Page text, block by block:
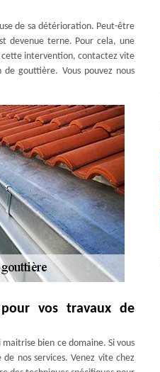
de sa détérioration. Peut-être
devenue terne. Pour cela, une
cette intervention, contactez vite
gouttière. Vous pouvez nous
vos travaux de
bien ce domaine. Si vous
nos services. Venez vite chez